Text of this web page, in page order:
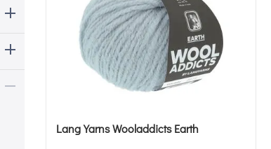
Lang Yarns Wooladdicts Earth